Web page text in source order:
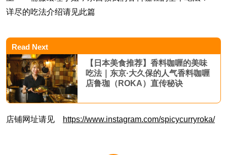
详尽的吃法介绍请见此篇
Read Next
【日本美食推荐】香料咖喱的美味
吃法｜东京·大久保的人气香料咖喱
店鲁珈（ROKA）直传秘诀
店铺网址请见 https://www.instagram.com/spicycurryroka/